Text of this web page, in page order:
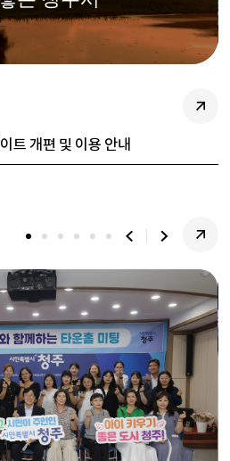
트 개편 및 이용 안내